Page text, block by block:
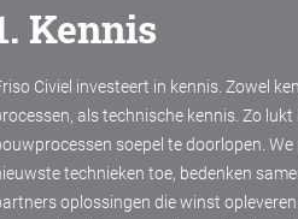
Kennis
Civiel investeert in kennis. Zowel
als technische kennis. Zo
soepel te doorlopen. We
technieken toe, bedenken
oplossingen die winst